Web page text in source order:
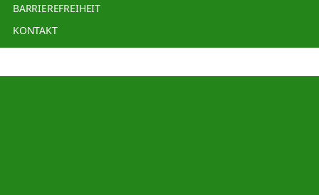
BARRIEREFREIHEIT
KONTAKT